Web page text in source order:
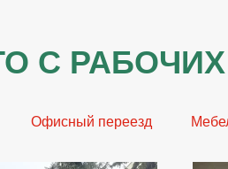
С
Офисный переезд